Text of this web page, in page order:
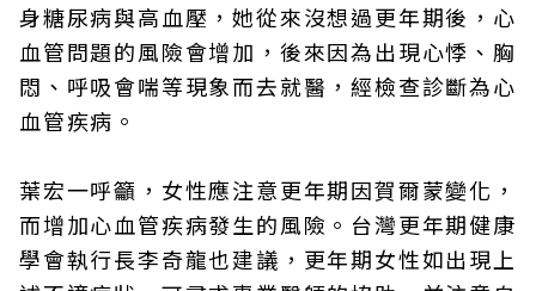
身糖尿病與高血壓，她從來沒想過更年期後，心
血管問題的風險會增加，後來因為出現心悸、胸
悶、呼吸會喘等現象而去就醫，經檢查診斷為心
血管疾病。
葉宏一呼籲，女性應注意更年期因賀爾蒙變化，
而增加心血管疾病發生的風險。台灣更年期健康
學會執行長李奇龍也建議，更年期女性如出現上